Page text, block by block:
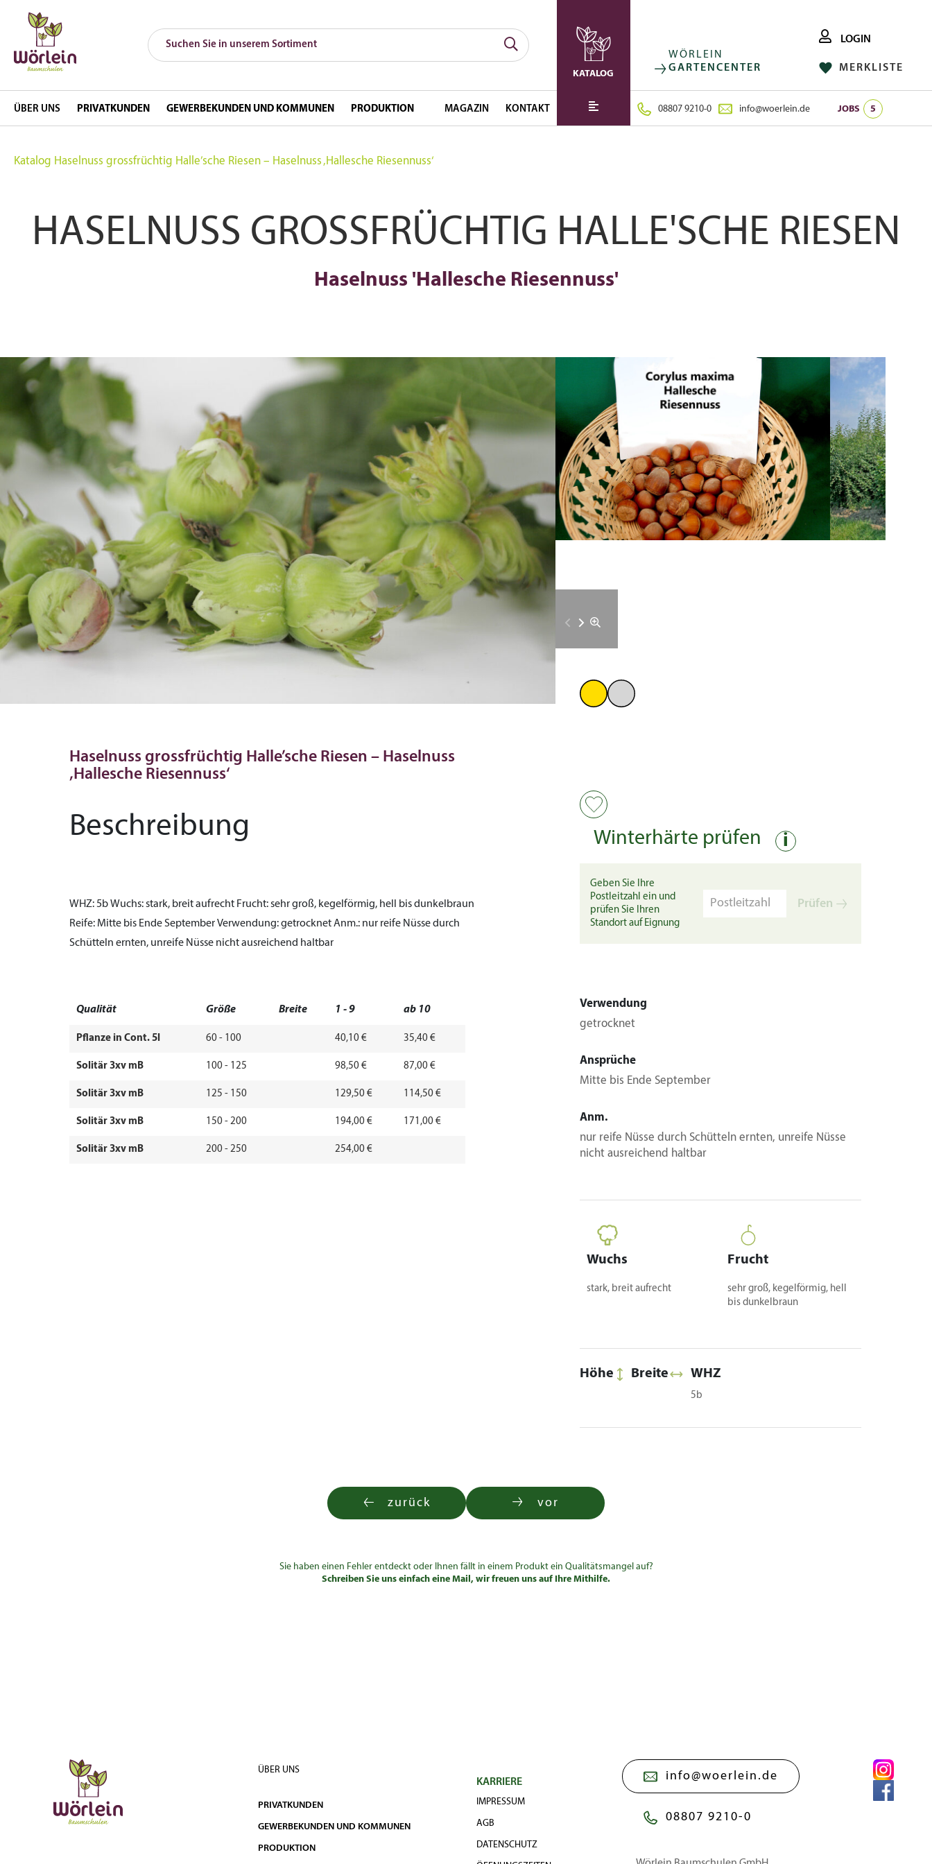
KATALOG
ÜBER UNS PRIVATKUNDEN GEWERBEKUNDEN UND KOMMUNEN PRODUKTION MAGAZIN KONTAKT
WÖRLEIN
GARTENCENTER
LOGIN
MERKLISTE
08807 9210-0 info@woerlein.de JOBS 5
FOLGE UNS AUF: INSTAGRAM FACEBOOK
Katalog Haselnuss grossfrüchtig Halle’sche Riesen – Haselnuss ‚Hallesche Riesennuss‘
HASELNUSS GROSSFRÜCHTIG HALLE'SCHE RIESEN
Haselnuss 'Hallesche Riesennuss'
Haselnuss grossfrüchtig Halle’sche Riesen – Haselnuss
‚Hallesche Riesennuss‘
Beschreibung
WHZ:5bWuchs:stark, breit aufrecht Frucht:sehr groß, kegelförmig, hell bis dunkelbraun
Reife: Mitte bis Ende SeptemberVerwendung:getrocknetAnm.: nur reife Nüsse durch
Schütteln ernten, unreife Nüsse nicht ausreichend haltbar
Qualität Größe Breite 1 - 9 ab 10
Pflanze in Cont. 5l 60 - 100 40,10 € 35,40 €
Solitär 3xv mB 100 - 125 98,50 € 87,00 €
Solitär 3xv mB 125 - 150 129,50 € 114,50 €
Solitär 3xv mB 150 - 200 194,00 € 171,00 €
Solitär 3xv mB 200 - 250 254,00 €
Winterhärte prüfen i
Geben Sie Ihre
Postleitzahl ein und
prüfen Sie Ihren
Standort auf Eignung
Prüfen
Verwendung
getrocknet
Ansprüche
Mitte bis Ende September
Anm.
nur reife Nüsse durch Schütteln ernten, unreife Nüsse
nicht ausreichend haltbar
Wuchs
stark, breit aufrecht
Frucht
sehr groß, kegelförmig, hell
bis dunkelbraun
Höhe Breite WHZ
5b
zurück vor
Sie haben einen Fehler entdeckt oder Ihnen fällt in einem Produkt ein Qualitätsmangel auf?
Schreiben Sie uns einfach eine Mail, wir freuen uns auf Ihre Mithilfe.
ÜBER UNS
PRIVATKUNDEN
GEWERBEKUNDEN UND KOMMUNEN
PRODUKTION
KARRIERE
IMPRESSUM
AGB
DATENSCHUTZ
info@woerlein.de
08807 9210-0